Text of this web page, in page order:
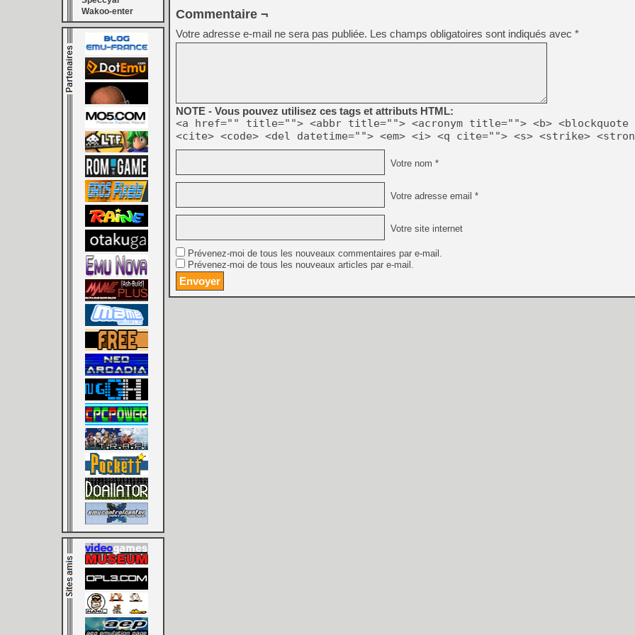
[LS] [PS5] Le WebKit
[GK] Oubliez Crazy Taxi,
[LS] [Switch] NSZ 5.0.0
[GK] No More Room in
[GK] Un chatbot Atelier
[GK] Mémoire cash -
[GK] Nvidia : le prix des
[GK] Suikoden Star Leap
[Mo5] La mini borne
Wakoo-enter
Commentaire ¬
Votre adresse e-mail ne sera pas publiée. Les champs obligatoires sont indiqués avec *
NOTE - Vous pouvez utilisez ces tags et attributs HTML:
<a href="" title=""> <abbr title=""> <acronym title=""> <b> <blockquote
<cite> <code> <del datetime=""> <em> <i> <q cite=""> <s> <strike>
Votre nom *
Votre adresse email *
Votre site internet
Prévenez-moi de tous les nouveaux commentaires par e-mail.
Prévenez-moi de tous les nouveaux articles par e-mail.